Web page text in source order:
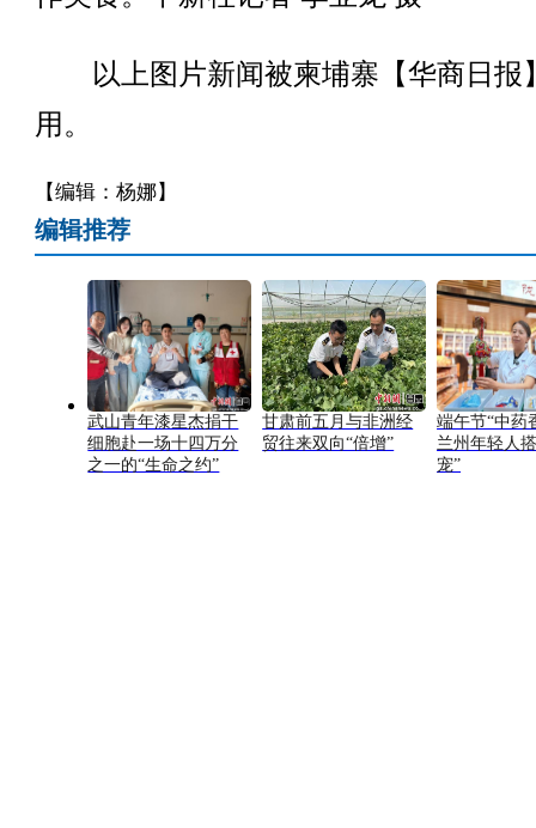
以上图片新闻被柬埔寨【华商日报
用。
【编辑：杨娜】
编辑推荐
武山青年漆星杰捐干
细胞赴一场十四万分
之一的“生命之约”
甘肃前五月与非洲经
贸往来双向“倍增”
端午节“中药
兰州年轻人
宠”